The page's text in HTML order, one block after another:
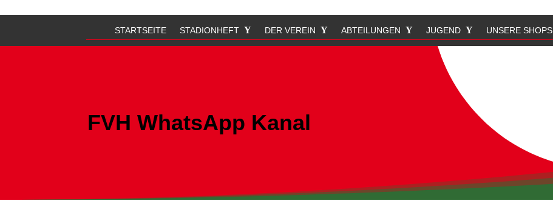
STARTSEITE STADIONHEFT DER VEREIN ABTEILUNGEN JUGEND UNSERE SHOPS
FVH WhatsApp Kanal